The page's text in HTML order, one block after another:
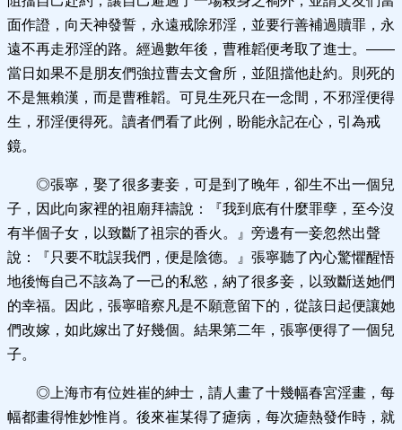
面作證，向天神發誓，永遠戒除邪淫，並要行善補過贖罪，永
遠不再走邪淫的路。經過數年後，曹稚韜便考取了進士。——
當日如果不是朋友們強拉曹去文會所，並阻擋他赴約。則死的
不是無賴漢，而是曹稚韜。可見生死只在一念間，不邪淫便得
生，邪淫便得死。讀者們看了此例，盼能永記在心，引為戒
鏡。
◎張寧，娶了很多妻妾，可是到了晚年，卻生不出一個兒
子，因此向家裡的祖廟拜禱說：『我到底有什麼罪孽，至今沒
有半個子女，以致斷了祖宗的香火。』旁邊有一妾忽然出聲
說：『只要不耽誤我們，便是陰德。』張寧聽了內心驚懼醒悟
地後悔自己不該為了一己的私慾，納了很多妾，以致斷送她們
的幸福。因此，張寧暗察凡是不願意留下的，從該日起便讓她
們改嫁，如此嫁出了好幾個。結果第二年，張寧便得了一個兒
子。
◎上海市有位姓崔的紳士，請人畫了十幾幅春宮淫畫，每
幅都畫得惟妙惟肖。後來崔某得了瘧病，每次瘧熱發作時，就